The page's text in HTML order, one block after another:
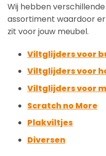
Wij hebben
assortiment waardoor
zit voor jouw meubel.
Viltglijders voor
Viltglijders voor
Viltglijders voor
Scratch no More
Plakviltjes
Diversen